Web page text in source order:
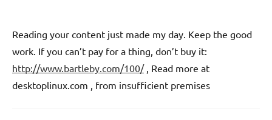
Reading your content just made my day. Keep the good
work. If you can’t pay for a thing, don’t buy it:
http://www.bartleby.com/100/, Read more at
desktoplinux.com , from insufficient premises